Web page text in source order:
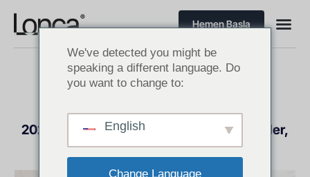
Hemen Başla
HABERLER
2025 ABD Vergi Dönemi Rehberi: Stratejiler,
İpuçları ve Son Dakika Hazırlıkları
We've detected you might be
speaking a different language. Do
you want to change to:
English
Change Language